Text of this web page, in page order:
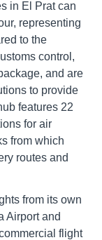
in El Prat can
representing
to the
control,
and are
to provide
features 22
for air
from which
routes and
from its own
Airport and
flight